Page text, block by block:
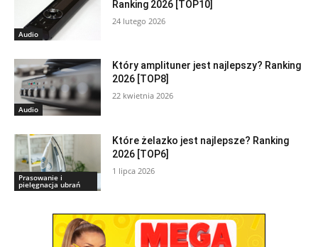
Audio
Ranking 2026 [TOP10]
24 lutego 2026
Audio
Który amplituner jest najlepszy? Ranking
2026 [TOP8]
22 kwietnia 2026
Prasowanie i
pielęgnacja ubrań
Które żelazko jest najlepsze? Ranking
2026 [TOP6]
1 lipca 2026